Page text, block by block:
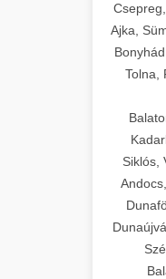
Ajka,
Tolna,
Siklós,